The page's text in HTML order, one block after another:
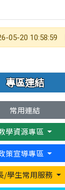
05-20 10:58:59
專區連結
常用連結
學資源專區
策宣導專區
/學生常用服務